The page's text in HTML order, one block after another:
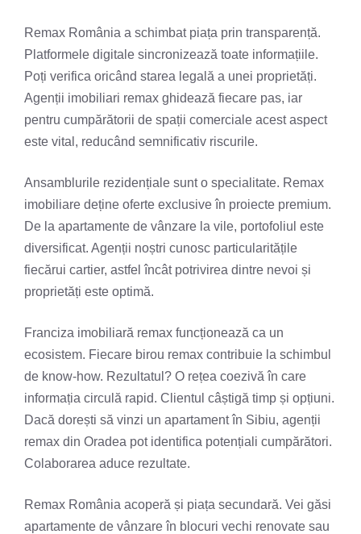
Remax România a schimbat piața prin transparență.
Platformele digitale sincronizează toate informațiile.
Poți verifica oricând starea legală a unei proprietăți.
Agenții imobiliari remax ghidează fiecare pas, iar
pentru cumpărătorii de spații comerciale acest aspect
este vital, reducând semnificativ riscurile.
Ansamblurile rezidențiale sunt o specialitate. Remax
imobiliare deține oferte exclusive în proiecte premium.
De la apartamente de vânzare la vile, portofoliul este
diversificat. Agenții noștri cunosc particularitățile
fiecărui cartier, astfel încât potrivirea dintre nevoi și
proprietăți este optimă.
Franciza imobiliară remax funcționează ca un
ecosistem. Fiecare birou remax contribuie la schimbul
de know-how. Rezultatul? O rețea coezivă în care
informația circulă rapid. Clientul câștigă timp și opțiuni.
Dacă dorești să vinzi un apartament în Sibiu, agenții
remax din Oradea pot identifica potențiali cumpărători.
Colaborarea aduce rezultate.
Remax România acoperă și piața secundară. Vei găsi
apartamente de vânzare în blocuri vechi renovate sau